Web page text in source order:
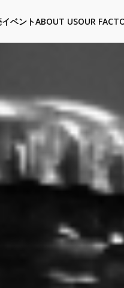
イベントABOUT USOUR